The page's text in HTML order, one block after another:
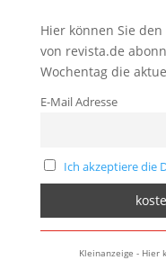
Hier können Sie
von revista.de
Wochentag die
E-Mail Adresse
Ich akzeptiere die
Kleinanzeige - Hier